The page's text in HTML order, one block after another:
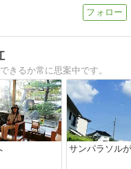
きるか常に思案中です。
サンパラソル